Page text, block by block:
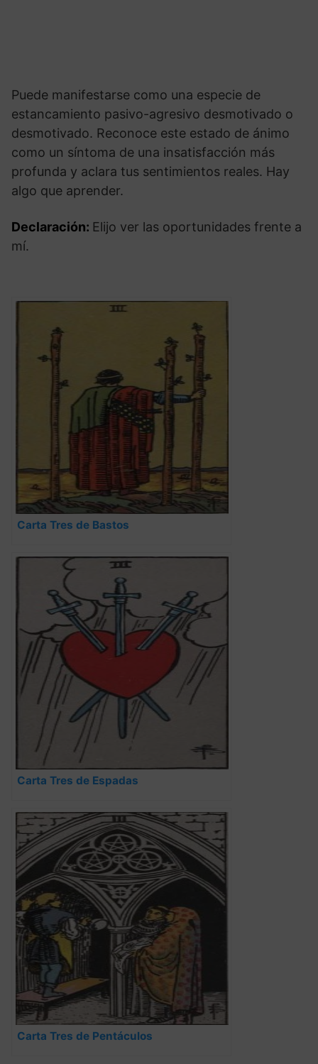
Puede manifestarse como una especie de
estancamiento pasivo-agresivo desmotivado o
desmotivado. Reconoce este estado de ánimo
como un síntoma de una insatisfacción más
profunda y aclara tus sentimientos reales. Hay
algo que aprender.
Declaración: Elijo ver las oportunidades frente a
mí.
Carta Tres de Bastos
Carta Tres de Espadas
Carta Tres de Pentáculos